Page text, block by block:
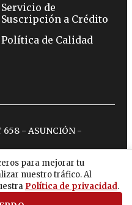
para mejorar tu
nuestro tráfico. Al
Política de privacidad.
Servicio de
Suscripción a Crédito
Política de Calidad
658 - ASUNCIÓN -
youtubespotify